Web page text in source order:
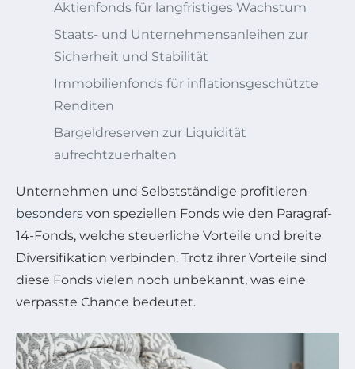
Aktienfonds für langfristiges Wachstum
Staats- und Unternehmensanleihen zur
Sicherheit und Stabilität
Immobilienfonds für inflationsgeschützte
Renditen
Bargeldreserven zur Liquidität
aufrechtzuerhalten
Unternehmen und Selbstständige profitieren
besonders von speziellen Fonds wie den Paragraf-
14-Fonds, welche steuerliche Vorteile und breite
Diversifikation verbinden. Trotz ihrer Vorteile sind
diese Fonds vielen noch unbekannt, was eine
verpasste Chance bedeutet.